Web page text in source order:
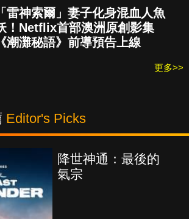
「雷神索爾」妻子化身混血人魚
！Netflix首部澳洲原創影集
《潮灘秘語》前導預告上線
更多>>
Editor's Picks
世神通：最後的